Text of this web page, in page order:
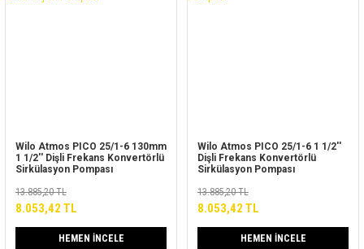
Wilo Atmos PICO 25/1-6 130mm
1 1/2'' Dişli Frekans Konvertörlü
Sirkülasyon Pompası
13.885,20 TL
8.053,42 TL
HEMEN İNCELE
Wilo Atmos PICO 25/1-6 1 1/2''
Dişli Frekans Konvertörlü
Sirkülasyon Pompası
13.885,20 TL
8.053,42 TL
HEMEN İNCELE